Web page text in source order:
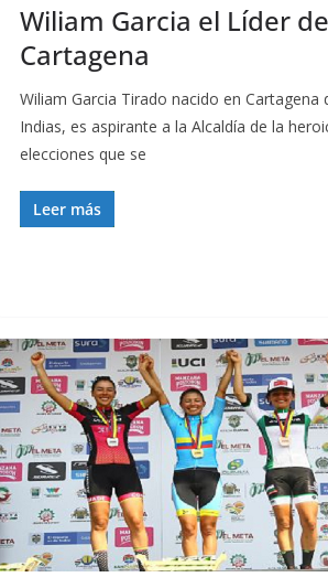
Wiliam Garcia el Líder de
Cartagena
Wiliam Garcia Tirado nacido en Cartagena
Indias, es aspirante a la Alcaldía de la
elecciones que se
Leer más